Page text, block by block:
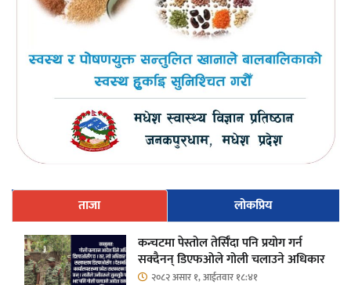
ताजा
लोकप्रिय
कन्चटमा पेस्तोल तेर्सिँदा पनि प्रयोग गर्न
सक्दैनन् डिएफओले गोली चलाउने अधिकार
२०८२ असार १, आईतवार १८:४१